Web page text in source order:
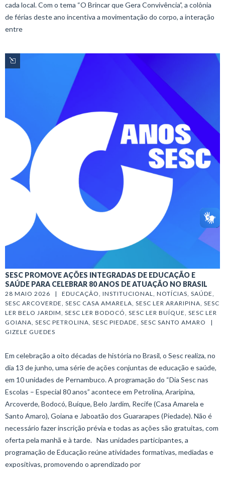
cada local. Com o tema “O Brincar que Gera Convivência”, a colônia
de férias deste ano incentiva a movimentação do corpo, a interação
entre
SESC PROMOVE AÇÕES INTEGRADAS DE EDUCAÇÃO E
SAÚDE PARA CELEBRAR 80 ANOS DE ATUAÇÃO NO BRASIL
28 MAIO 2026   | EDUCAÇÃO, INSTITUCIONAL, NOTÍCIAS, SAÚDE
SESC ARCOVERDE, SESC CASA AMARELA, SESC LER ARARIPINA, SESC
LER BELO JARDIM, SESC LER BODOCÓ, SESC LER BUÍQUE, SESC LER
GOIANA, SESC PETROLINA, SESC PIEDADE, SESC SANTO AMARO
GIZELE GUEDES
Em celebração a oito décadas de história no Brasil, o Sesc realiza, no
dia 13 de junho, uma série de ações conjuntas de educação e saúde,
em 10 unidades de Pernambuco. A programação do “Dia Sesc nas
Escolas – Especial 80 anos” acontece em Petrolina, Araripina,
Arcoverde, Bodocó, Buíque, Belo Jardim, Recife (Casa Amarela e
Santo Amaro), Goiana e Jaboatão dos Guararapes (Piedade). Não é
necessário fazer inscrição prévia e todas as ações são gratuitas, com
oferta pela manhã e à tarde. Nas unidades participantes, a
programação de Educação reúne atividades formativas, mediadas e
expositivas, promovendo o aprendizado por